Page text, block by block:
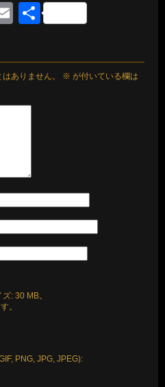
Email
共
ありません。 ※ が付いている欄は
: 30 MB。
。
PNG, JPG, JPEG):